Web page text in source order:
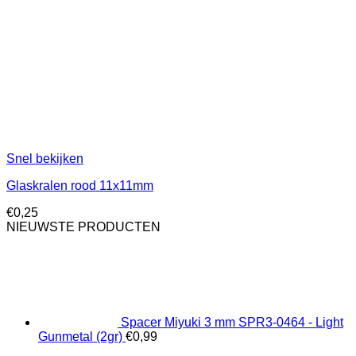
Snel bekijken
Glaskralen rood 11x11mm
€0,25
NIEUWSTE PRODUCTEN
Spacer Miyuki 3 mm SPR3-0464 - Light
Gunmetal (2gr) €0,99